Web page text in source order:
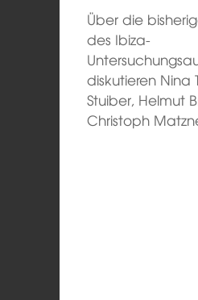
Über die
des Ibiza-
diskutieren Nina
Stuiber, Helmut
Christoph